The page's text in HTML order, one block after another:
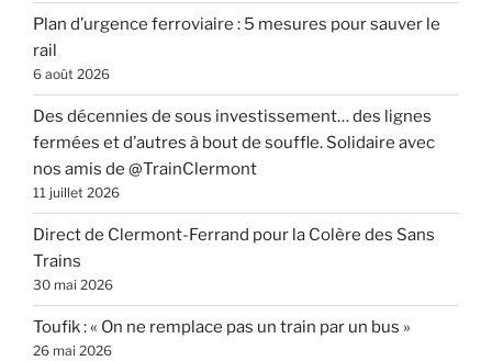
Plan d’urgence ferroviaire : 5 mesures pour sauver le
rail
6 août 2026
Des décennies de sous investissement… des lignes
fermées et d’autres à bout de souffle. Solidaire avec
nos amis de @TrainClermont
11 juillet 2026
Direct de Clermont-Ferrand pour la Colère des Sans
Trains
30 mai 2026
Toufik : « On ne remplace pas un train par un bus »
26 mai 2026